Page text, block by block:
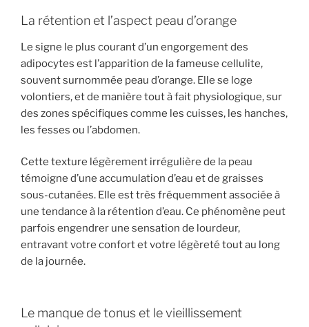
La rétention et l’aspect peau d’orange
Le signe le plus courant d’un engorgement des
adipocytes est l’apparition de la fameuse cellulite,
souvent surnommée peau d’orange. Elle se loge
volontiers, et de manière tout à fait physiologique, sur
des zones spécifiques comme les cuisses, les hanches,
les fesses ou l’abdomen.
Cette texture légèrement irrégulière de la peau
témoigne d’une accumulation d’eau et de graisses
sous-cutanées. Elle est très fréquemment associée à
une tendance à la rétention d’eau. Ce phénomène peut
parfois engendrer une sensation de lourdeur,
entravant votre confort et votre légèreté tout au long
de la journée.
Le manque de tonus et le vieillissement